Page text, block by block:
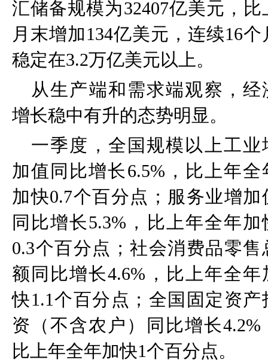
汇储备规模为32407亿美元，比
月末增加134亿美元，连续16个
稳定在3.2万亿美元以上。
从生产端和需求端观察，经
增长稳中有升的态势明显。
一季度，全国规模以上工业
加值同比增长6.5% ，比上年全
加快0.7个百分点；服务业增加
同比增长5.3% ，比上年全年加
0.3个百分点；社会消费品零售
额同比增长4.6% ，比上年全年
快1.1个百分点；全国固定资产
资（不含农户）同比增长4.2%
比上年全年加快1个百分点。